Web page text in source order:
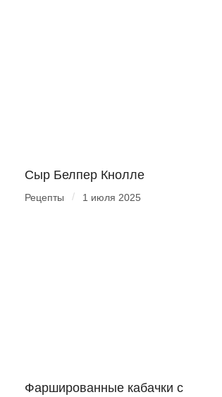
Сыр Белпер Кнолле
Рецепты / 1 июля 2025
Фаршированные кабачки с